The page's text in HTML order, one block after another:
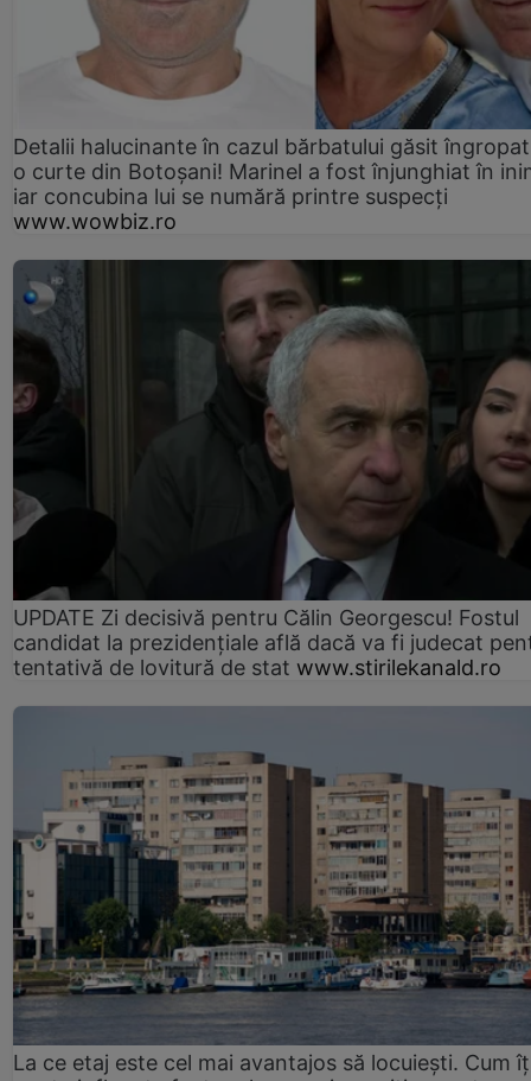
Detalii halucinante în cazul bărbatului găsit
o curte din Botoșani! Marinel a fost înjunghiat în
iar concubina lui se numără printre suspecți
www.wowbiz.ro
UPDATE Zi decisivă pentru Călin Georgescu! Fostul
candidat la prezidențiale află dacă va fi judecat
tentativă de lovitură de stat www.stirilekanald.ro
La ce etaj este cel mai avantajos să locuiești. Cum